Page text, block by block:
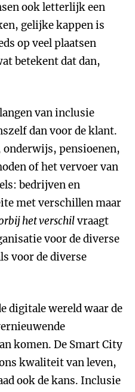
ook letterlijk een
gelijke kappen is
op veel plaatsen
betekent dat dan,
van inclusie
dan voor de klant.
onderwijs, pensioenen,
of het vervoer van
bedrijven en
met verschillen maar
het verschilvraagt
voor de diverse
voor de diverse
digitale wereld waar de
komen. De Smart City
kwaliteit van leven,
ook de kans. Inclusie